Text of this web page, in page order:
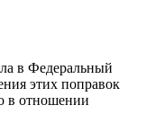
в Федеральный
этих поправок
в отношении